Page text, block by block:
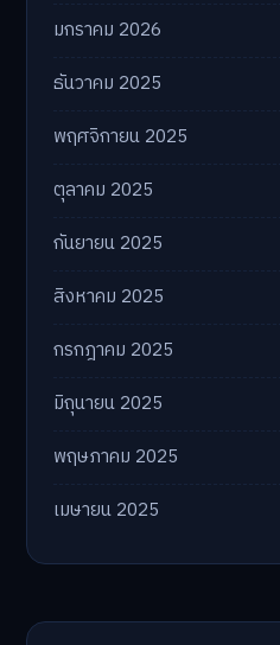
มกราคม 2026
ธันวาคม 2025
พฤศจิกายน 2025
ตุลาคม 2025
กันยายน 2025
สิงหาคม 2025
กรกฎาคม 2025
มิถุนายน 2025
พฤษภาคม 2025
เมษายน 2025